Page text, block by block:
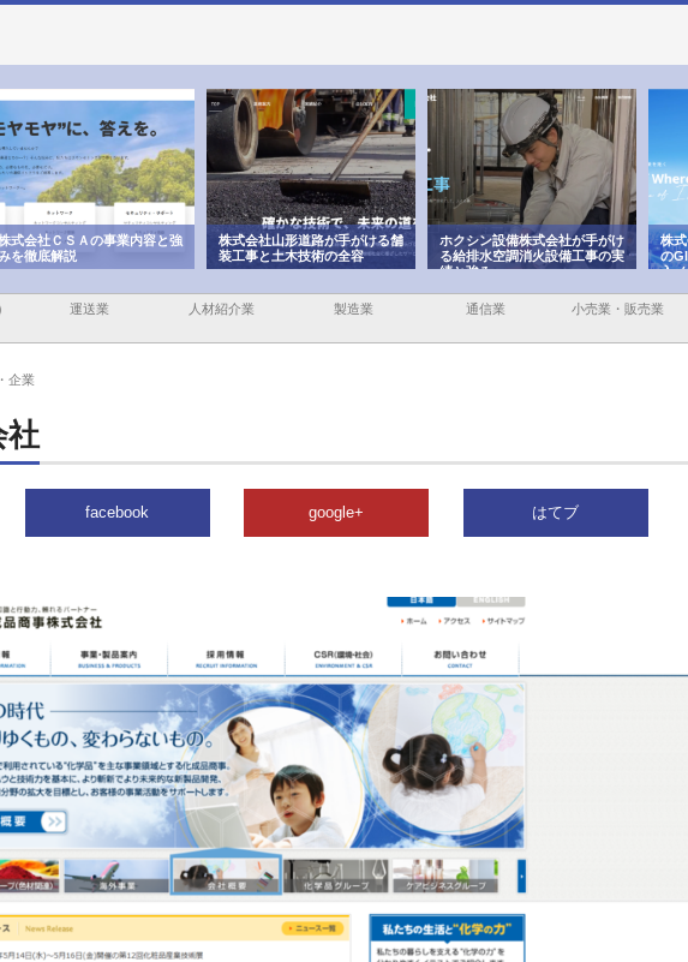
式会社ＣＳＡの事業内容と強
を徹底解説
株式会社山形道路が手がける舗
装工事と土木技術の全容
ホクシン設備株式会社が手がけ
る給排水空調消火設備工事の実
績と強み
株
の
入
運送業 人材紹介業 製造業 通信業 小売業・販売業
企業
社
facebook google+ はてブ